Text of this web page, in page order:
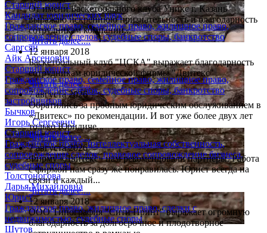
Старший юрист
Кандидат юридических наук
Гражданское право, семейное право, жилищное право,
сопровождение сделок, судебные споры, банкротство
Саргсян
Айк Арсенович
Старший юрист
Гражданское право, семейное право, жилищное право,
сопровождение сделок, судебные споры, банкротство
застройщиков
Бычков
Игорь Сергеевич
Старший юрист
Гражданское право, интеллектуальная собственность,
сопровождение сделок, правовое сопровождение бизнеса,
судебные споры
Толстоногова
Дарья Михайловна
Юрист
Гражданское право, жилищное право, сделки с
недвижимостью, судебные споры
Шутов
От имени Баскетбольного клуба Уникс г. Казань
выражаю искреннюю признательность и благодарность
сотрудникам компании...
Читать далее....
12 января 2018
Баскетбольный клуб "ЦСКА" выражает благодарность
сотрудникам юридической фирмы "Двитекс"
Читать далее....
7 августа 2026
Обратились за пробным юридическим обслуживанием в
«Двитекс» по рекомендации. И вот уже более двух лет
только Юридиче...
Читать далее....
7 августа 2026
Фирму «Двитекс» нам рекомендовали партнеры. Работа
с фирмой нам сразу же понравилась. Юрист всегда на
связи и каждый...
Читать далее....
12 января 2018
ООО Типография "Сити Принт" выражает огромную
благодарность за долгосрочное и плодотворное